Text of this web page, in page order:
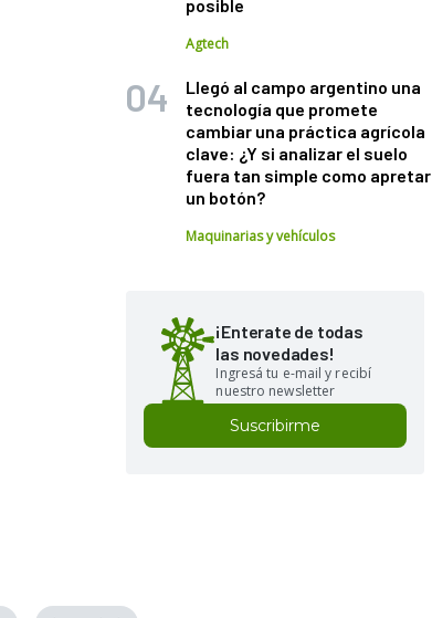
posible
Agtech
Llegó al campo argentino una
tecnología que promete
cambiar una práctica agrícola
clave: ¿Y si analizar el suelo
fuera tan simple como apretar
un botón?
Maquinarias y vehículos
¡Enterate de todas
las novedades!
Ingresá tu e-mail y recibí
nuestro newsletter
Suscribirme